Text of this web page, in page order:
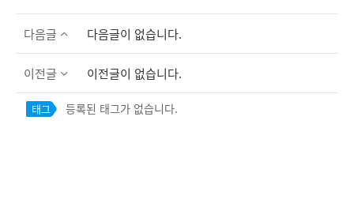
다음글 다음글이 없습니다.
이전글 이전글이 없습니다.
태그 등록된 태그가 없습니다.